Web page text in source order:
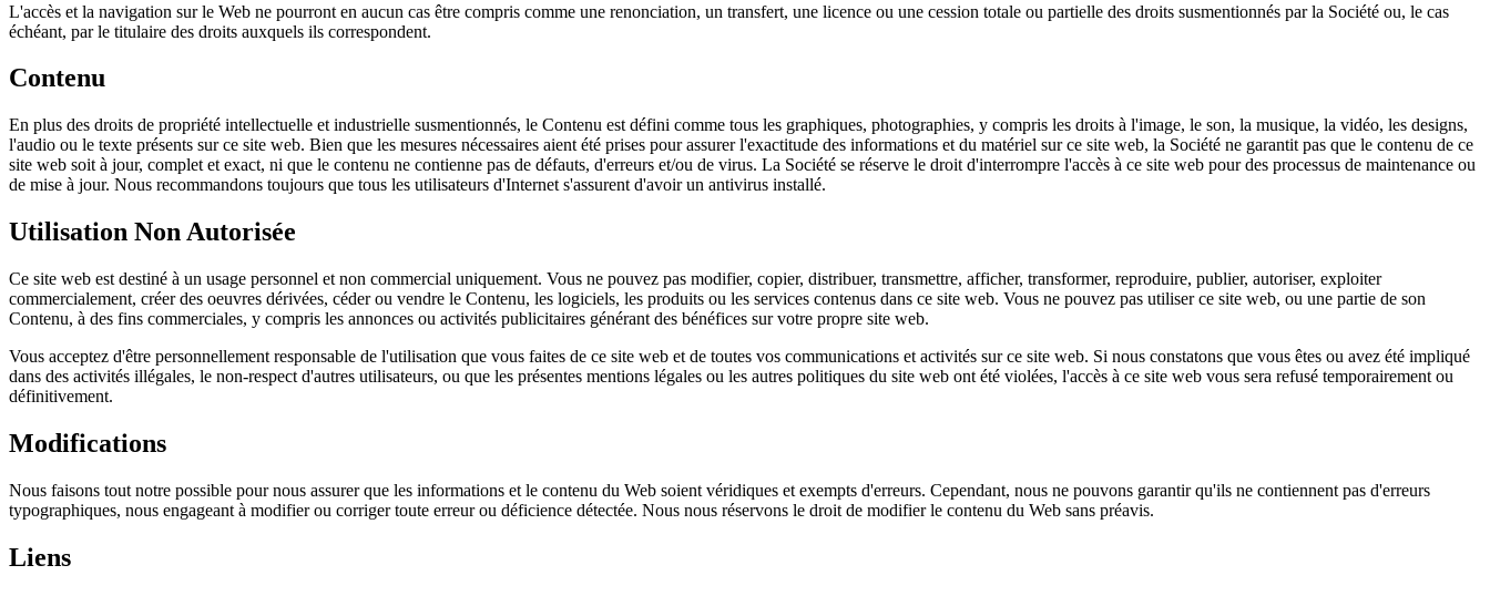
L'accès et la navigation sur le Web ne pourront en aucun cas être compris comme une renonciation, un transfert, une licence ou une cession totale ou partielle des droits susmentionnés par la Société ou, le cas
échéant, par le titulaire des droits auxquels ils correspondent.
Contenu
En plus des droits de propriété intellectuelle et industrielle susmentionnés, le Contenu est défini comme tous les graphiques, photographies, y compris les droits à l'image, le son, la musique, la vidéo, les designs,
l'audio ou le texte présents sur ce site web. Bien que les mesures nécessaires aient été prises pour assurer l'exactitude des informations et du matériel sur ce site web, la Société ne garantit pas que le contenu de ce
site web soit à jour, complet et exact, ni que le contenu ne contienne pas de défauts, d'erreurs et/ou de virus. La Société se réserve le droit d'interrompre l'accès à ce site web pour des processus de maintenance ou
de mise à jour. Nous recommandons toujours que tous les utilisateurs d'Internet s'assurent d'avoir un antivirus installé.
Utilisation Non Autorisée
Ce site web est destiné à un usage personnel et non commercial uniquement. Vous ne pouvez pas modifier, copier, distribuer, transmettre, afficher, transformer, reproduire, publier, autoriser, exploiter
commercialement, créer des oeuvres dérivées, céder ou vendre le Contenu, les logiciels, les produits ou les services contenus dans ce site web. Vous ne pouvez pas utiliser ce site web, ou une partie de son
Contenu, à des fins commerciales, y compris les annonces ou activités publicitaires générant des bénéfices sur votre propre site web.
Vous acceptez d'être personnellement responsable de l'utilisation que vous faites de ce site web et de toutes vos communications et activités sur ce site web. Si nous constatons que vous êtes ou avez été impliqué
dans des activités illégales, le non-respect d'autres utilisateurs, ou que les présentes mentions légales ou les autres politiques du site web ont été violées, l'accès à ce site web vous sera refusé temporairement ou
définitivement.
Modifications
Nous faisons tout notre possible pour nous assurer que les informations et le contenu du Web soient véridiques et exempts d'erreurs. Cependant, nous ne pouvons garantir qu'ils ne contiennent pas d'erreurs
typographiques, nous engageant à modifier ou corriger toute erreur ou déficience détectée. Nous nous réservons le droit de modifier le contenu du Web sans préavis.
Liens